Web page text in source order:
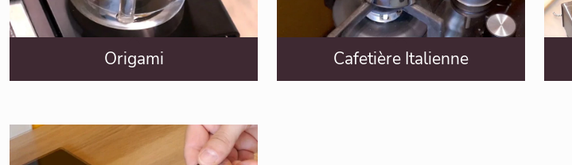
Origami Cafetière Italienne